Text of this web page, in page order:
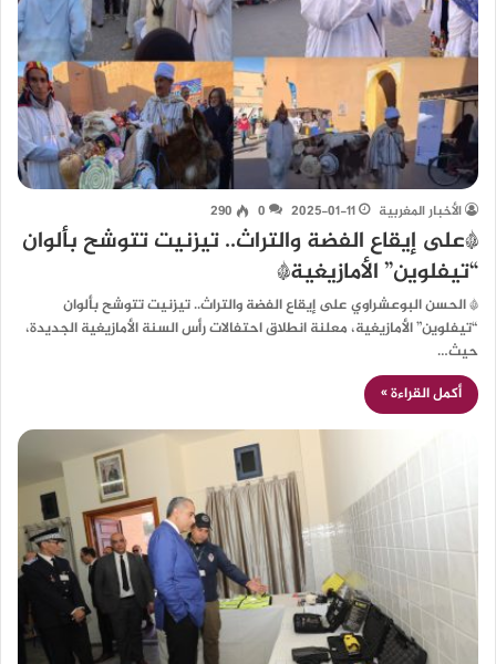
الأخبار المغربية 2025-01-11
0
290
*على إيقاع الفضة والتراث.. تيزنيت تتوشح بألوان
“تيفلوين” الأمازيغية*
* الحسن البوعشراوي على إيقاع الفضة والتراث.. تيزنيت تتوشح بألوان
“تيفلوين” الأمازيغية، معلنة انطلاق احتفالات رأس السنة الأمازيغية الجديدة،
حيث…
أكمل القراءة »